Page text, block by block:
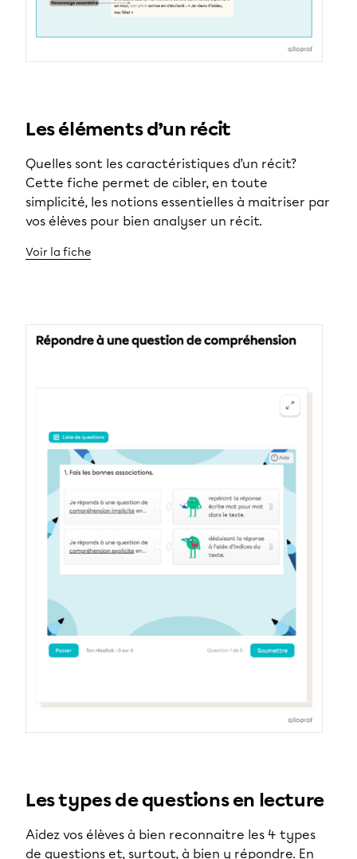
Les éléments d’un récit
Quelles sont les caractéristiques d’un récit?
Cette fiche permet de cibler, en toute
simplicité, les notions essentielles à maitriser par
vos élèves pour bien analyser un récit.
Voir la fiche
Les types de questions en lecture
Aidez vos élèves à bien reconnaitre les 4 types
de questions et, surtout, à bien y répondre. En